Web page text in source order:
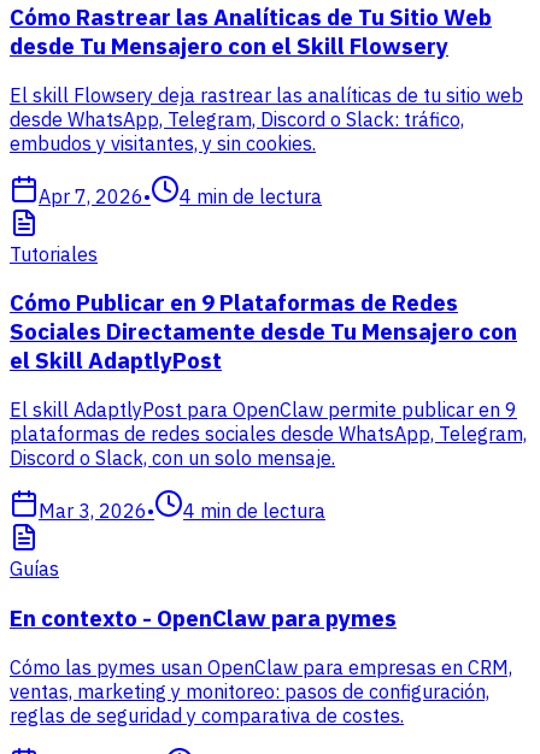
Cómo Rastrear las Analíticas de Tu Sitio Web
desde Tu Mensajero con el Skill Flowsery
El skill Flowsery deja rastrear las analíticas de tu sitio web
desde WhatsApp, Telegram, Discord o Slack: tráfico,
embudos y visitantes, y sin cookies.
Apr 7, 2026• 4 min de lectura
Tutoriales
Cómo Publicar en 9 Plataformas de Redes
Sociales Directamente desde Tu Mensajero con
el Skill AdaptlyPost
El skill AdaptlyPost para OpenClaw permite publicar en 9
plataformas de redes sociales desde WhatsApp, Telegram,
Discord o Slack, con un solo mensaje.
Mar 3, 2026• 4 min de lectura
Guías
En contexto - OpenClaw para pymes
Cómo las pymes usan OpenClaw para empresas en CRM,
ventas, marketing y monitoreo: pasos de configuración,
reglas de seguridad y comparativa de costes.